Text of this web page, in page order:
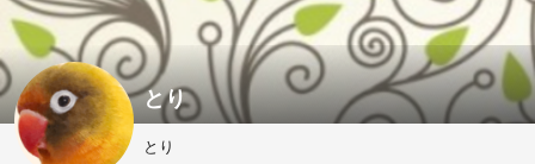
とり
とり